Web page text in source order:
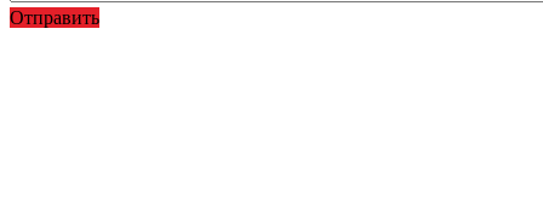
Отправить